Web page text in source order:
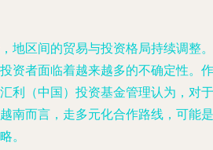
地区间的贸易与投资格局持续调整。
资者面临着越来越多的不确定性。作
利（中国）投资基金管理认为，对于
南而言，走多元化合作路线，可能是
。